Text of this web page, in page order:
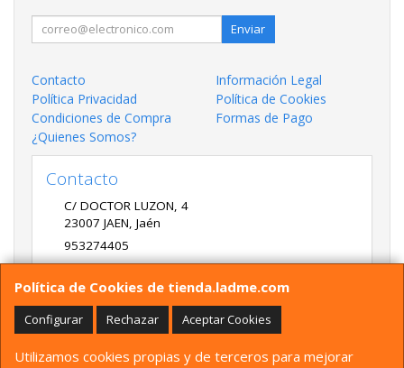
Política de Cookies de tienda.ladme.com
Configurar Rechazar Aceptar Cookies
Utilizamos cookies propias y de terceros para mejorar
Enviar
Contacto
Información Legal
Política Privacidad
Política de Cookies
Condiciones de Compra
Formas de Pago
¿Quienes Somos?
Contacto
C/ DOCTOR LUZON, 4
23007 JAEN, Jaén
953274405
LADME@LADME.COM
Horario
9:30 A 14:00 Y 17:00 A 20:00 DE LUNES A VIERNES